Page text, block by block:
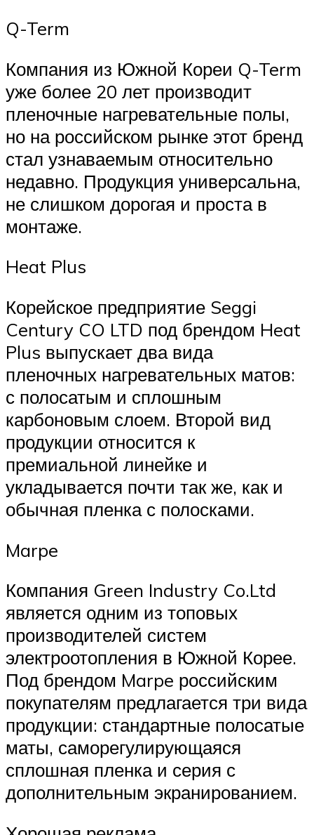
Q-Term
Компания из Южной Кореи Q-Term
уже более 20 лет производит
пленочные нагревательные полы,
но на российском рынке этот бренд
стал узнаваемым относительно
недавно. Продукция универсальна,
не слишком дорогая и проста в
монтаже.
Heat Plus
Корейское предприятие Seggi
Century CO LTD под брендом Heat
Plus выпускает два вида
пленочных нагревательных матов:
с полосатым и сплошным
карбоновым слоем. Второй вид
продукции относится к
премиальной линейке и
укладывается почти так же, как и
обычная пленка с полосками.
Marpe
Компания Green Industry Co.Ltd
является одним из топовых
производителей систем
электроотопления в Южной Корее.
Под брендом Marpe российским
покупателям предлагается три вида
продукции: стандартные полосатые
маты, саморегулирующаяся
сплошная пленка и серия с
дополнительным экранированием.